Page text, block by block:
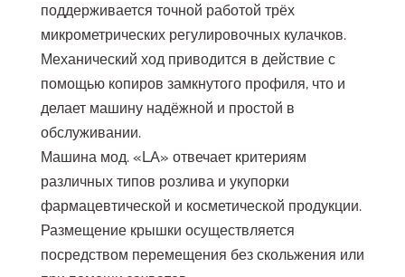
поддерживается точной работой трёх
микрометрических регулировочных кулачков.
Механический ход приводится в действие с
помощью копиров замкнутого профиля, что и
делает машину надёжной и простой в
обслуживании.
Машина мод. «LA» отвечает критериям
различных типов розлива и укупорки
фармацевтической и косметической продукции.
Размещение крышки осуществляется
посредством перемещения без скольжения или